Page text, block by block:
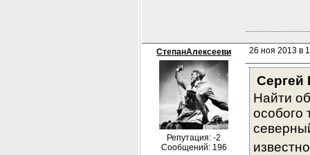
СтепанАлексееви
Репутация: -2
Сообщений: 196
26 ноя 2013 в
Сергей
Найти
особого